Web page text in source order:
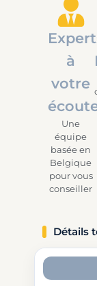
à
votre
Une
équipe
basée en
Belgique
pour vous
conseiller
Détails